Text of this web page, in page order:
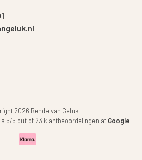
2026 Bende van Geluk
5/5 out of 23 klantbeoordelingen at Google